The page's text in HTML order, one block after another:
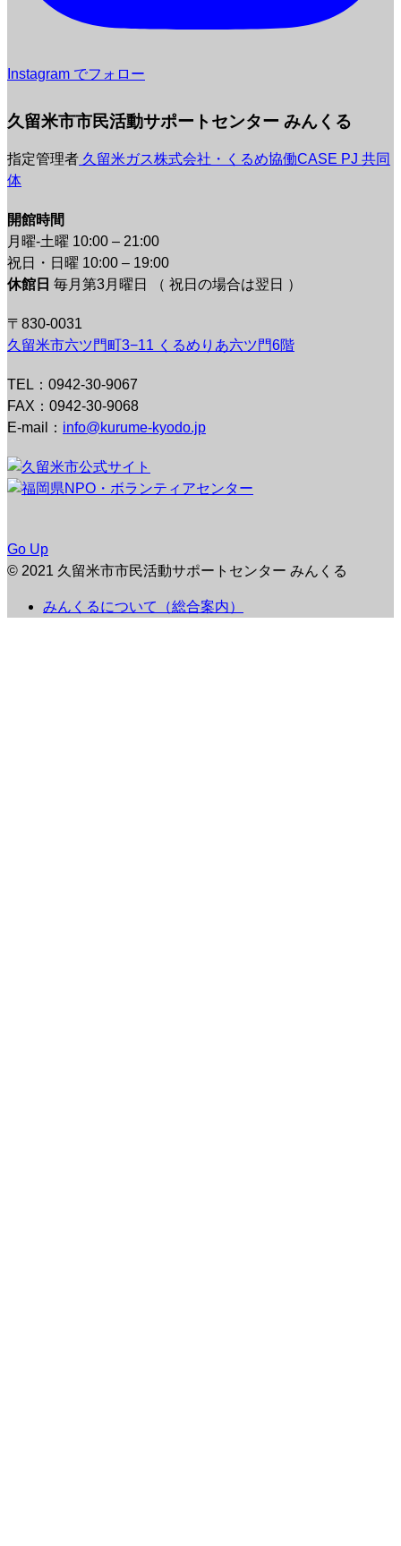
Instagram でフォロー
久留米市市民活動サポートセンター みんくる
指定管理者 久留米ガス株式会社・くるめ協働CASE PJ 共同
体
開館時間
月曜-土曜 10:00 – 21:00
祝日・日曜 10:00 – 19:00
休館日 毎月第3月曜日 （ 祝日の場合は翌日 ）
〒830-0031
久留米市六ツ門町3−11 くるめりあ六ツ門6階
TEL：0942-30-9067
FAX：0942-30-9068
E-mail： info@kurume-kyodo.jp
Go Up
© 2021 久留米市市民活動サポートセンター みんくる
みんくるについて（総合案内）